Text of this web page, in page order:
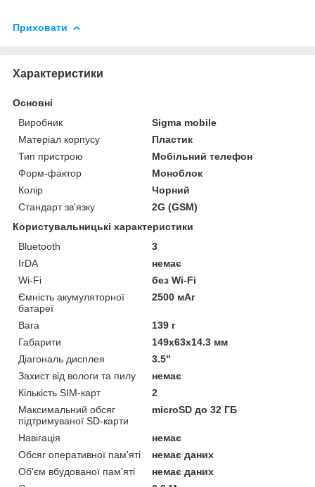
Приховати
Характеристики
Основні
Виробник
Sigma mobile
Матеріал корпусу
Пластик
Тип пристрою
Мобільний телефон
Форм-фактор
Моноблок
Колір
Чорний
Стандарт зв'язку
2G (GSM)
Користувальницькі характеристики
Bluetooth
3
IrDA
немає
Wi-Fi
без Wi-Fi
Ємність акумуляторної
батареї
2500 мАг
Вага
139 г
Габарити
149х63х14.3 мм
Діагональ дисплея
3.5"
Захист від вологи та пилу
немає
Кількість SIM-карт
2
Максимальний обсяг
підтримуваної SD-карти
microSD до 32 ГБ
Навігація
немає
Обсяг оперативної пам'яті
немає даних
Об'єм вбудованої пам'яті
немає даних